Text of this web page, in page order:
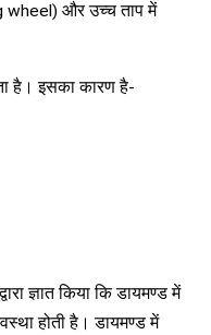
wheel) और उच्च ताप में
है। इसका कारण है-
ज्ञात किया कि डायमण्ड में
होती है। डायमण्ड में